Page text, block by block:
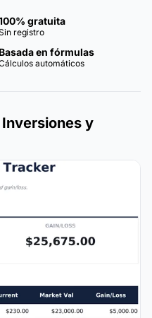
gratuita
registro
Basada en fórmulas
automáticos
y